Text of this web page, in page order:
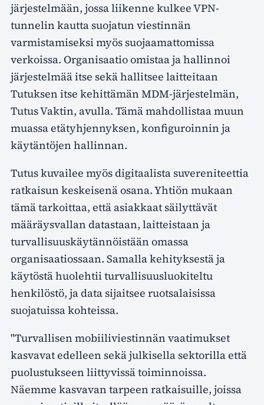
järjestelmään, jossa liikenne kulkee VPN-
tunnelin kautta suojatun viestinnän
varmistamiseksi myös suojaamattomissa
verkoissa. Organisaatio omistaa ja hallinnoi
järjestelmää itse sekä hallitsee laitteitaan
Tutuksen itse kehittämän MDM-järjestelmän,
Tutus Vaktin, avulla. Tämä mahdollistaa muun
muassa etätyhjennyksen, konfiguroinnin ja
käytäntöjen hallinnan.
Tutus kuvailee myös digitaalista suvereniteettia
ratkaisun keskeisenä osana. Yhtiön mukaan
tämä tarkoittaa, että asiakkaat säilyttävät
määräysvallan datastaan, laitteistaan ja
turvallisuuskäytännöistään omassa
organisaatiossaan. Samalla kehityksestä ja
käytöstä huolehtii turvallisuusluokiteltu
henkilöstö, ja data sijaitsee ruotsalaisissa
suojatuissa kohteissa.
"Turvallisen mobiiliviestinnän vaatimukset
kasvavat edelleen sekä julkisella sektorilla että
puolustukseen liittyvissä toiminnoissa.
Näemme kasvavan tarpeen ratkaisuille, joissa